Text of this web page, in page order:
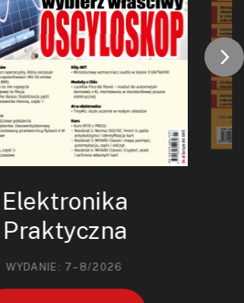
Elektronika
Praktyczna
WYDANIE: 7–8/2026